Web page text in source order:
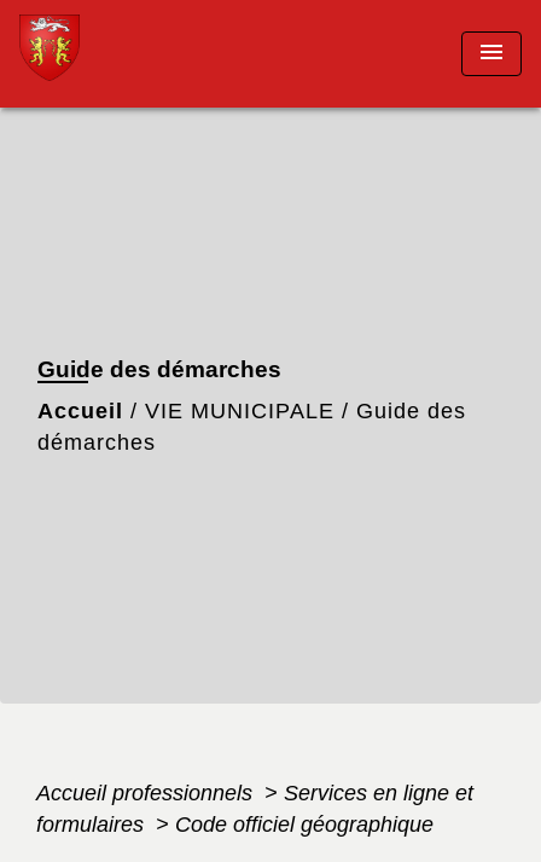
menu
Guide des démarches
Accueil / VIE MUNICIPALE / Guide des
démarches
Accueil professionnels > Services en ligne et
formulaires > Code officiel géographique